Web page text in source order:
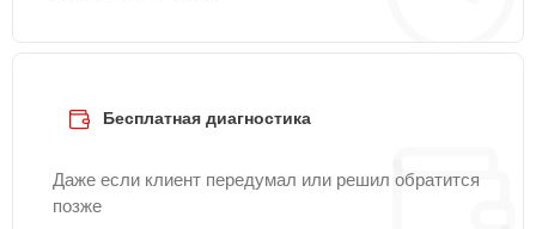
Бесплатная диагностика
Даже если клиент передумал или решил обратится
позже